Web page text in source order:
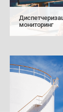
мониторинг